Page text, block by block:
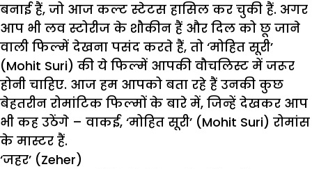
बनाई हैं, जो आज कल्ट स्टेटस हासिल कर चुकी हैं. अगर
आप भी लव स्टोरीज के शौकीन हैं और दिल को छू जाने
वाली फिल्में देखना पसंद करते हैं, तो ‘मोहित सूरी’
(Mohit Suri) की ये फिल्में आपकी वौचलिस्ट में जरूर
होनी चाहिए. आज हम आपको बता रहे हैं उनकी कुछ
बेहतरीन रोमांटिक फिल्मों के बारे में, जिन्हें देखकर आप
भी कह उठेंगे – वाकई, ‘मोहित सूरी’ (Mohit Suri) रोमांस
के मास्टर हैं.
‘जहर’ (Zeher)